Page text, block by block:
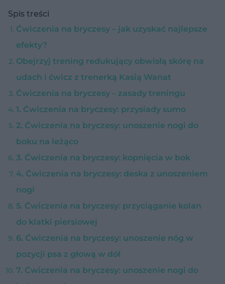
Spis treści
Ćwiczenia na bryczesy – jak uzyskać najlepsze
efekty?
Obejrzyj trening redukujący obwisłą skórę na
udach i ćwicz z trenerką Kasią Wanat
Ćwiczenia na bryczesy – zasady treningu
1. Ćwiczenia na bryczesy: przysiady sumo
2. Ćwiczenia na bryczesy: unoszenie nogi do
boku na leżąco
3. Ćwiczenia na bryczesy: kopnięcia w bok
4. Ćwiczenia na bryczesy: deska z unoszeniem
nogi
5. Ćwiczenia na bryczesy: przyciąganie kolan
do klatki piersiowej
6. Ćwiczenia na bryczesy: unoszenie nóg w
pozycji psa z głową w dół
7. Ćwiczenia na bryczesy: unoszenie nogi do